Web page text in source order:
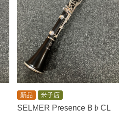
新品 米子店
SELMER Presence B♭CL